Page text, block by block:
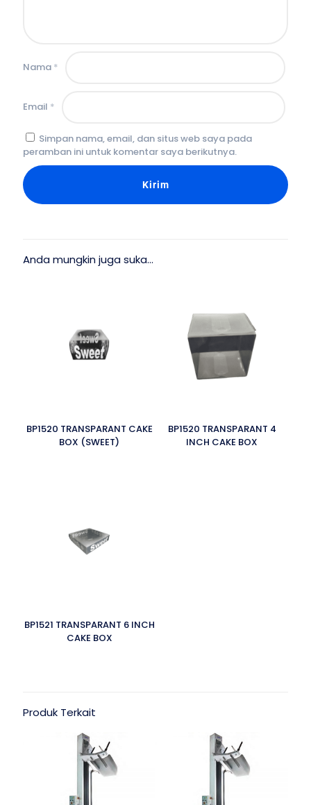
Nama *
Email *
Simpan nama, email, dan situs web saya pada
peramban ini untuk komentar saya berikutnya.
Anda mungkin juga suka…
BP1520 TRANSPARANT CAKE
BOX (SWEET)
BP1520 TRANSPARANT 4
INCH CAKE BOX
BP1521 TRANSPARANT 6 INCH
CAKE BOX
Produk Terkait